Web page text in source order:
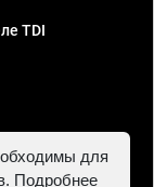
TDI
для
Подробнее